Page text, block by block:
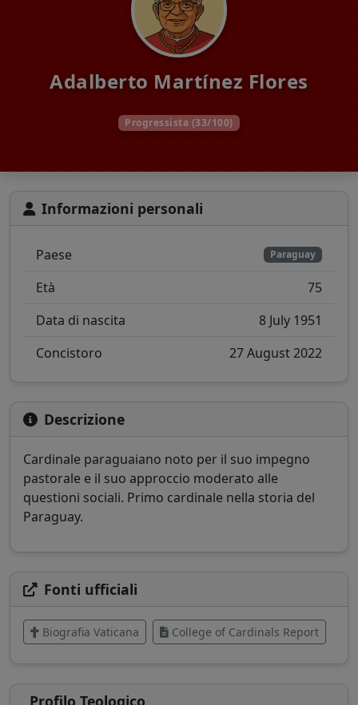
Adalberto Martínez Flores
Progressista (33/100)
Informazioni personali
Paese Paraguay
Età
75
Data di nascita
8 July 1951
Concistoro
27 August 2022
Descrizione
Cardinale paraguaiano noto per il suo impegno
pastorale e il suo approccio moderato alle
questioni sociali. Primo cardinale nella storia del
Paraguay.
Fonti ufficiali
Biografia Vaticana College of Cardinals Report
Profilo Teologico